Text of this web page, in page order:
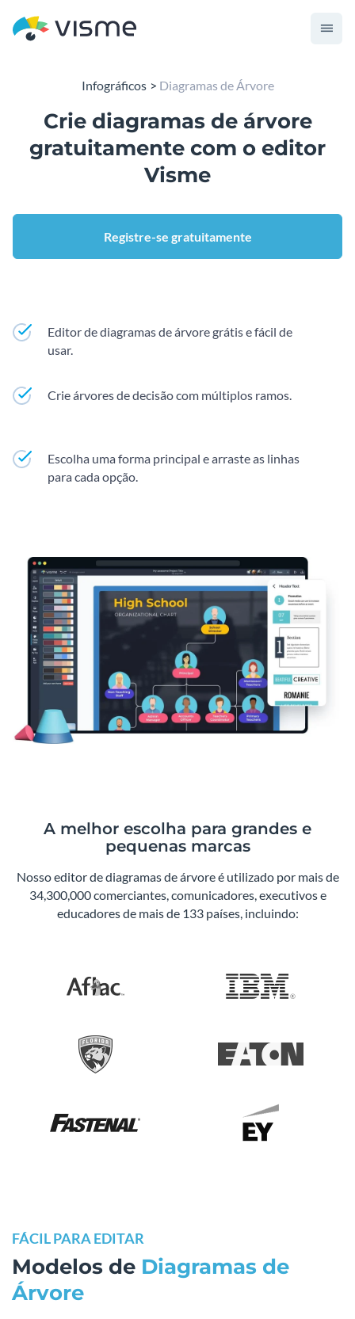
Infográficos Diagramas de Árvore
Crie diagramas de árvore
gratuitamente com o editor
Visme
Registre-se gratuitamente
Editor de diagramas de árvore grátis e fácil de
usar.
Crie árvores de decisão com múltiplos ramos.
Escolha uma forma principal e arraste as linhas
para cada opção.
A melhor escolha para grandes e
pequenas marcas
Nosso editor de diagramas de árvore é utilizado por mais de
34,300,000 comerciantes, comunicadores, executivos e
educadores de mais de 133 países, incluindo:
FÁCIL PARA EDITAR
Modelos de Diagramas de
Árvore